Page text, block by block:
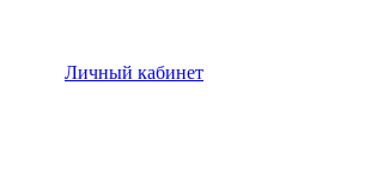
Личный кабинет